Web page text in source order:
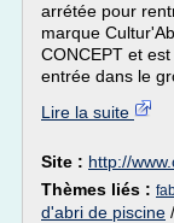
arrétée pour
marque
CONCEPT et
entrée dans le
Lire la suite
Site : http://
Thèmes liés :
d'abri de piscine /